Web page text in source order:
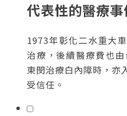
代表性的醫療事
1973年彰化二水重大
治療，後續醫療費也
東閔治療白內障時，亦
受信任。